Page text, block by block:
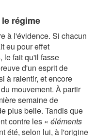
régime
à l'évidence. Si chacun
eu pour effet
le fait qu'il fasse
d'un esprit de
à ralentir, et encore
mouvement. À partir
semaine de
plus belle. Tandis que
contre les « éléments
été, selon lui, à l'origine